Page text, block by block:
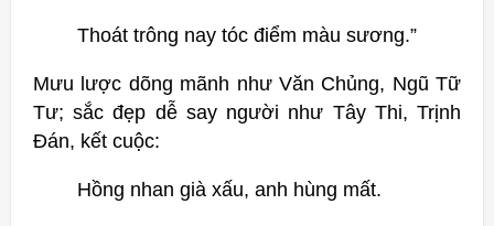
Thoát trông nay tóc điểm màu sương.”
Mưu lược dõng mãnh như Văn Chủng, Ngũ Tữ
Tư; sắc đẹp dễ say người như Tây Thi, Trịnh
Đán, kết cuộc:
Hồng nhan già xấu, anh hùng mất.